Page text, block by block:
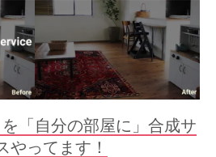
を「自分の部屋に」合成サ
やってます！